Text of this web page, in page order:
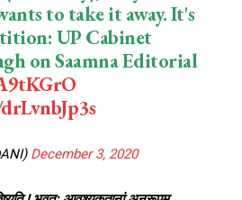
to take it away. It's
UP Cabinet
on Saamna Editorial
December 3, 2020